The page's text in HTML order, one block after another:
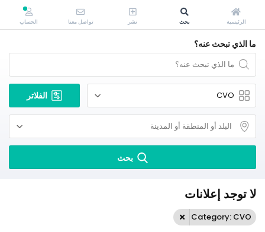
ما الذي تبحث عنه؟
الفلاتر
بحث
لا توجد إعلانات
Category: CVO
الرئيسية بحث نشر تواصل معنا الحساب